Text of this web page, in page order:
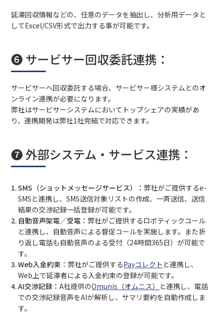
延滞回収情報などの、任意のデータを抽出し、分析用データと
してExcel/CSV形式で出力する事が可能です。
❻ サービサー回収委託連携：
サービサーへ回収委託する場合、サービサー様システムとのオ
ンライン連携が必要になります。
弊社はサービサーシステムにおいてトップシェアの実績があ
り、連携開発は弊社1社完結で対応できます。
❼ 外部システム・サービス連携：
SMS（ショットメッセージサービス）：弊社がご提供するe-
SMSと連携し、SMS送信対象リストの作成、一斉送信、送信
結果の交渉記録一括登録が可能です。
自動音声架電／受電：弊社がご提供するロボティックコール
と連携し、自動音声による督促コールを実施します。また折
り返し電話も自動音声のよる受付（24時間365日）が可能で
す。
Web入金約束：弊社がご提供するPayコレクト と連携し、
Web上で延滞者による入金約束の登録が可能です。
AI交渉記録：A社提供のOmunis（オムニス） と連携し、電話
での交渉記録音声をAIが解析し、サマリ要約を自動作成しま
す。